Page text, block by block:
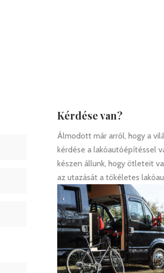
Kérdése van?
Álmodott már arról, hogy a
kérdése a lakóautóépítéssel
készen állunk, hogy ötleteit
az utazását a tökéletes